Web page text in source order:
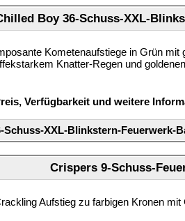
Boy 36-Schuss-XXL-
Kometenaufstiege in Grün
Knatter-Regen und
Verfügbarkeit und weitere
Schuss-XXL-Blinkstern-Feuerwerk-
Crispers 9-Schuss-
Aufstieg zu farbigen Kronen mit